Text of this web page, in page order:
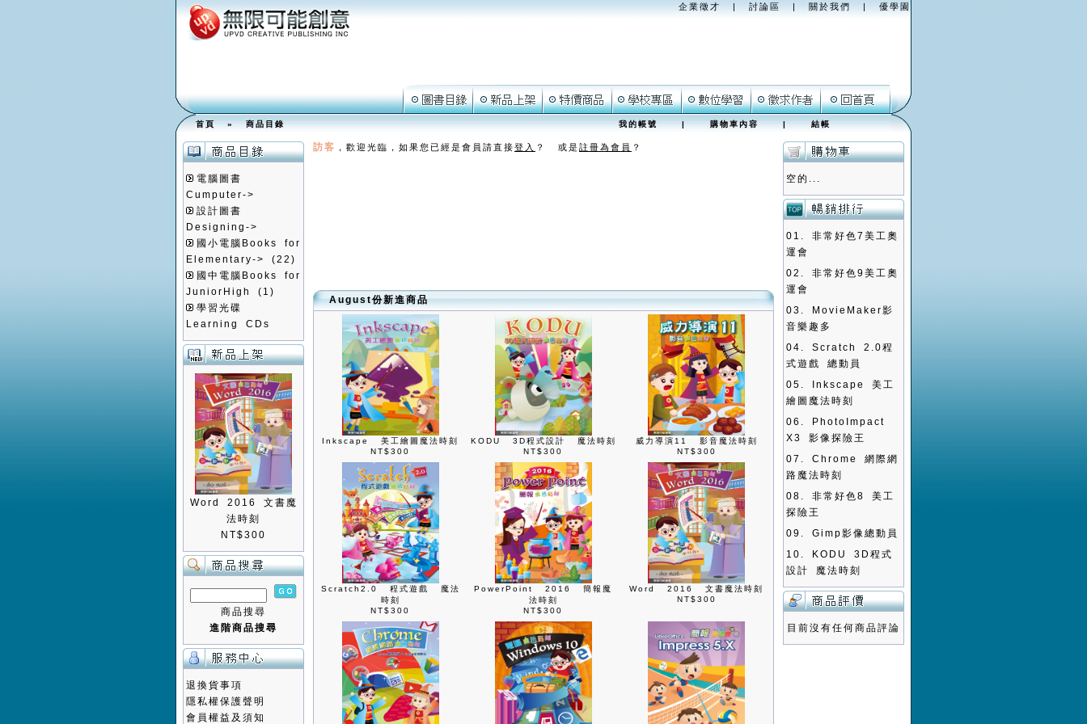
企業徵才 | 討論區 | 關於我們 | 優學園
首頁»商品目錄 我的帳號|購物車內容|結帳
電腦圖書
Cumputer->
設計圖書
Designing->
國小電腦Books for
Elementary->
(22)
國中電腦Books for
JuniorHigh
(1)
學習光碟
Learning CDs
Word 2016 文書魔
法時刻
NT$300
商品搜尋
進階商品搜尋
退換貨事項
隱私權保護聲明
會員權益及須知
訪客 ，歡迎光臨，如果您已經是會員請直接登入 ？ 或是 註冊為會員 ？
August份新進商品
Inkscape 美工繪圖魔法時刻
NT$300
KODU 3D程式設計 魔法時刻
NT$300
威力導演11 影音魔法時刻
NT$300
Scratch2.0 程式遊戲 魔法
時刻
NT$300
PowerPoint 2016 簡報魔
法時刻
NT$300
Word 2016 文書魔法時刻
NT$300
空的...
01. 非常好色7美工奧
運會
02. 非常好色9美工奧
運會
03.
MovieMaker影
音樂趣多
04. Scratch 2.0程
式遊戲 總動員
05.
Inkscape 美工
繪圖魔法時刻
06.
PhotoImpact
X3 影像探險王
07. Chrome 網際網
路魔法時刻
08. 非常好色8 美工
探險王
09. Gimp影像總動員
10.
KODU 3D程式
設計 魔法時刻
目前沒有任何商品評論